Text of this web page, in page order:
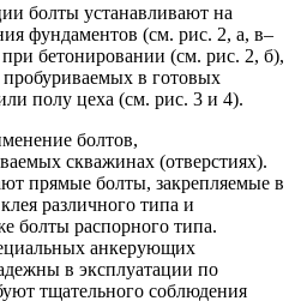
болты устанавливают на
фундаментов (см. рис. 2, а, в–
бетонировании (см. рис. 2, б),
в готовых
полу цеха (см. рис. 3 и 4).
болтов,
скважинах (отверстиях).
прямые болты, закрепляемые в
различного типа и
болты распорного типа.
анкерующих
в эксплуатации по
тщательного соблюдения